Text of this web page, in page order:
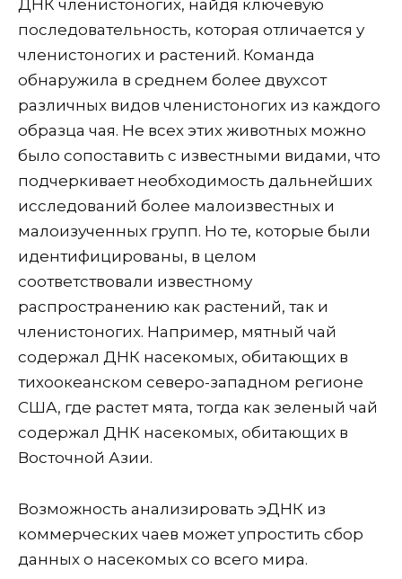
ДНК членистоногих, найдя ключевую
последовательность, которая отличается у
членистоногих и растений. Команда
обнаружила в среднем более двухсот
различных видов членистоногих из каждого
образца чая. Не всех этих животных можно
было сопоставить с известными видами, что
подчеркивает необходимость дальнейших
исследований более малоизвестных и
малоизученных групп. Но те, которые были
идентифицированы, в целом
соответствовали известному
распространению как растений, так и
членистоногих. Например, мятный чай
содержал ДНК насекомых, обитающих в
тихоокеанском северо-западном регионе
США, где растет мята, тогда как зеленый чай
содержал ДНК насекомых, обитающих в
Восточной Азии.
Возможность анализировать эДНК из
коммерческих чаев может упростить сбор
данных о насекомых со всего мира.